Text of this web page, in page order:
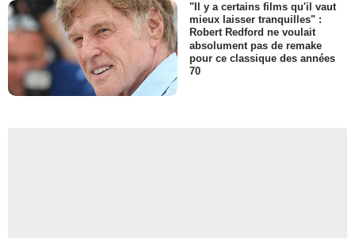
"Il y a certains films qu'il vaut
mieux laisser tranquilles" :
Robert Redford ne voulait
absolument pas de remake
pour ce classique des années
70